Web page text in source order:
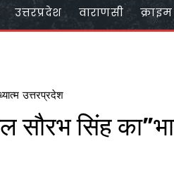
उत्तरप्रदेश वाराणसी क्राइम
उत्तरप्रदेश
सौरभ सिंह